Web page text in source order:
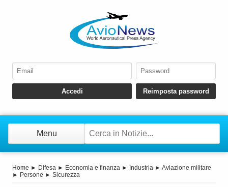
Menu
Home ► Difesa ► Economia e finanza ► Industria ► Aviazione militare
► Persone ► Sicurezza